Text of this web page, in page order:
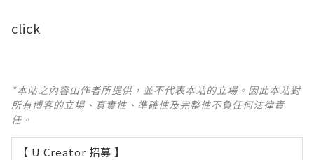
click
*本站之內容由作者所提供，並不代表本站的立場。因此本站對
所有博客的立場、真實性、準確性及完整性不負任何法律責
任。
【 U Creator 招募 】